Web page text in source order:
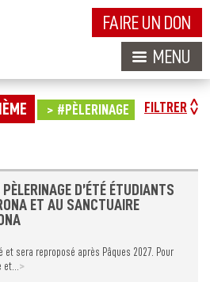
FAIRE UN DON
MENU
#PÈLERINAGE FILTRER
D’ÉTÉ ÉTUDIANTS
ET AU SANCTUAIRE
et sera reproposé après Pâques 2027. Pour
>